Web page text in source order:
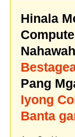
Hinala
Pang
Iyong
Banta